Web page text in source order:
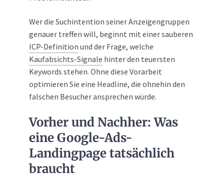
Wer die Suchintention seiner Anzeigengruppen
genauer treffen will, beginnt mit einer sauberen
ICP-Definition und der Frage, welche
Kaufabsichts-Signale hinter den teuersten
Keywords stehen. Ohne diese Vorarbeit
optimieren Sie eine Headline, die ohnehin den
falschen Besucher ansprechen würde.
Vorher und Nachher: Was
eine Google-Ads-
Landingpage tatsächlich
braucht